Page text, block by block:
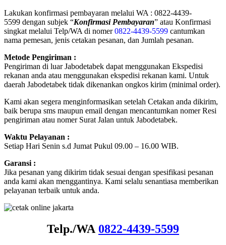
Lakukan konfirmasi pembayaran melalui WA : 0822-4439-
5599 dengan subjek “Konfirmasi Pembayaran” atau Konfirmasi
singkat melalui Telp/WA di nomer0822-4439-5599 cantumkan
nama pemesan, jenis cetakan pesanan, dan Jumlah pesanan.
Metode Pengiriman :
Pengiriman di luar Jabodetabek dapat menggunakan Ekspedisi
rekanan anda atau menggunakan ekspedisi rekanan kami. Untuk
daerah Jabodetabek tidak dikenankan ongkos kirim (minimal order).
Kami akan segera menginformasikan setelah Cetakan anda dikirim,
baik berupa sms maupun email dengan mencantumkan nomer Resi
pengiriman atau nomer Surat Jalan untuk Jabodetabek.
Waktu Pelayanan :
Setiap Hari Senin s.d Jumat Pukul 09.00 – 16.00 WIB.
Garansi :
Jika pesanan yang dikirim tidak sesuai dengan spesifikasi pesanan
anda kami akan menggantinya. Kami selalu senantiasa memberikan
pelayanan terbaik untuk anda.
Telp./WA 0822-4439-5599